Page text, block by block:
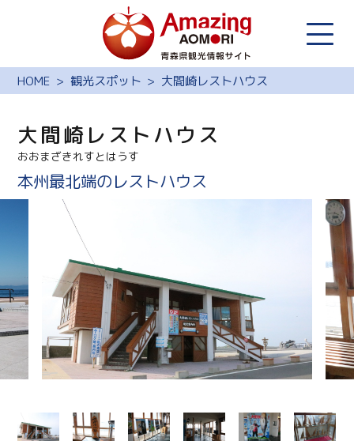
HOME 観光スポット 大間崎レストハウス
大間崎レストハウス
おおまざきれすとはうす
本州最北端のレストハウス